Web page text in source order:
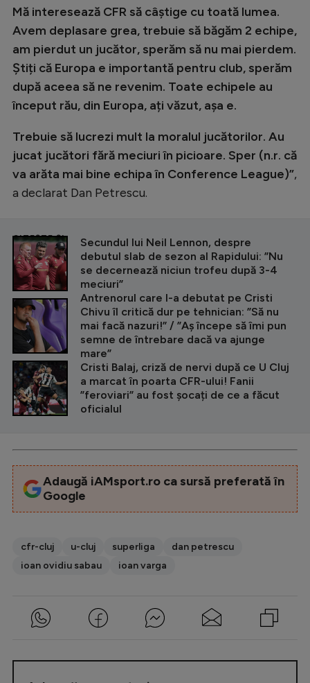
Mă interesează CFR să câștige cu toată lumea.
Avem deplasare grea, trebuie să băgăm 2 echipe,
am pierdut un jucător, sperăm să nu mai pierdem.
Știți că Europa e importantă pentru club, sperăm
după aceea să ne revenim. Toate echipele au
început rău, din Europa, ați văzut, așa e.
Trebuie să lucrezi mult la moralul jucătorilor. Au
jucat jucători fără meciuri în picioare. Sper (n.r. că
va arăta mai bine echipa în Conference League)”,
a declarat Dan Petrescu.
CITEȘTE ȘI
Secundul lui Neil Lennon, despre
debutul slab de sezon al Rapidului: ”Nu
se decernează niciun trofeu după 3-4
meciuri”
Antrenorul care l-a debutat pe Cristi
Chivu îl critică dur pe tehnician: ”Să nu
mai facă nazuri!” / ”Aș începe să îmi pun
semne de întrebare dacă va ajunge
mare”
Cristi Balaj, criză de nervi după ce U Cluj
a marcat în poarta CFR-ului! Fanii
”feroviari” au fost șocați de ce a făcut
oficialul
Adaugă iAMsport.ro ca sursă preferată în
Google
cfr-cluj u-cluj superliga
dan petrescu
ioan ovidiu sabau
ioan varga